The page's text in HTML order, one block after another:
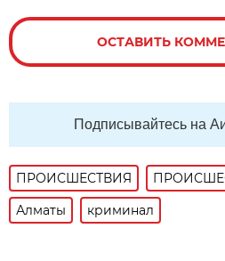
ОСТАВИТЬ
Подписывайтесь на
ПРОИСШЕСТВИЯ
Алматы
криминал